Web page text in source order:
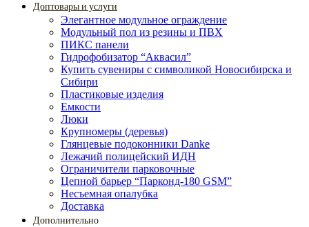
Доптовары и услуги
Элегантное модульное ограждение
Модульный пол из резины и ПВХ
ПИКС панели
Гидрофобизатор “Аквасил”
Купить сувениры с символикой Новосибирска и
Сибири
Пластиковые изделия
Емкости
Люки
Крупномеры (деревья)
Глянцевые подоконники Danke
Лежачий полицейский ИДН
Ограничители парковочные
Цепной барьер “Парконд-180 GSM”
Несъемная опалубка
Доставка
Дополнительно